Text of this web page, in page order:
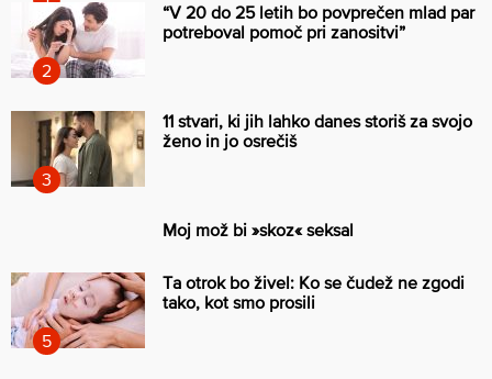
“V 20 do 25 letih bo povprečen mlad par
potreboval pomoč pri zanositvi”
11 stvari, ki jih lahko danes storiš za svojo
ženo in jo osrečiš
Moj mož bi »skoz« seksal
Ta otrok bo živel: Ko se čudež ne zgodi
tako, kot smo prosili